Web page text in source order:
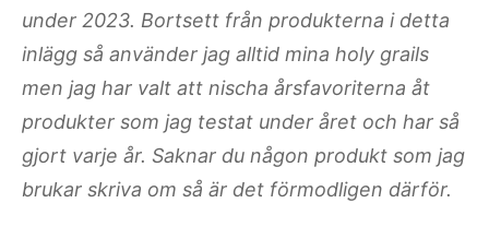
under 2023. Bortsett från produkterna i detta
inlägg så använder jag alltid mina holy grails
men jag har valt att nischa årsfavoriterna åt
produkter som jag testat under året och har så
gjort varje år. Saknar du någon produkt som jag
brukar skriva om så är det förmodligen därför.